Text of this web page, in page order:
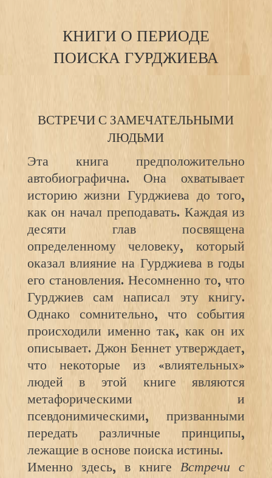
КНИГИ О ПЕРИОДЕ
ПОИСКА ГУРДЖИЕВА
ВСТРЕЧИ С ЗАМЕЧАТЕЛЬНЫМИ
ЛЮДЬМИ
Эта книга предположительно
автобиографична. Она охватывает
историю жизни Гурджиева до того,
как он начал преподавать. Каждая из
десяти глав посвящена
определенному человеку, который
оказал влияние на Гурджиева в годы
его становления. Несомненно то, что
Гурджиев сам написал эту книгу.
Однако сомнительно, что события
происходили именно так, как он их
описывает. Джон Беннет утверждает,
что некоторые из «влиятельных»
людей в этой книге являются
метафорическими и
псевдонимическими, призванными
передать различные принципы,
лежащие в основе поиска истины.
Именно здесь, в книгеВстречи с